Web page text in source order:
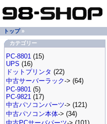
トップ»
カテゴリー
PC-8801 (15)
UPS (16)
ドットプリンタ (22)
中古サーバーラック-> (64)
PC-9801 (5)
PC-9821 (17)
中古パソコンパーツ-> (121)
中古パソコン本体-> (34)